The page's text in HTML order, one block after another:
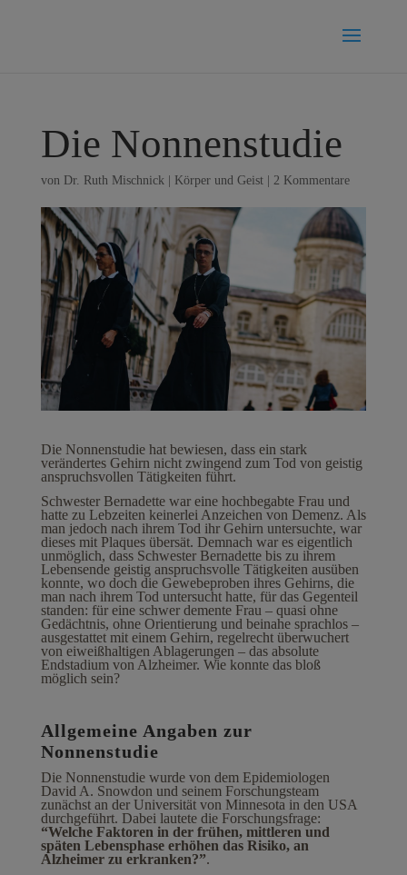
Die Nonnenstudie
von Dr. Ruth Mischnick| Körper und Geist| 2 Kommentare
Die Nonnenstudie hat bewiesen, dass ein stark
verändertes Gehirn nicht zwingend zum Tod von geistig
anspruchsvollen Tätigkeiten führt.
Schwester Bernadette war eine hochbegabte Frau und
hatte zu Lebzeiten keinerlei Anzeichen von Demenz. Als
man jedoch nach ihrem Tod ihr Gehirn untersuchte, war
dieses mit Plaques übersät. Demnach war es eigentlich
unmöglich, dass Schwester Bernadette bis zu ihrem
Lebensende geistig anspruchsvolle Tätigkeiten ausüben
konnte, wo doch die Gewebeproben ihres Gehirns, die
man nach ihrem Tod untersucht hatte, für das Gegenteil
standen: für eine schwer demente Frau – quasi ohne
Gedächtnis, ohne Orientierung und beinahe sprachlos –
ausgestattet mit einem Gehirn, regelrecht überwuchert
von eiweißhaltigen Ablagerungen – das absolute
Endstadium von Alzheimer. Wie konnte das bloß
möglich sein?
Allgemeine Angaben zur
Nonnenstudie
Die Nonnenstudie wurde von dem Epidemiologen
David A. Snowdon und seinem Forschungsteam
zunächst an der Universität von Minnesota in den USA
durchgeführt. Dabei lautete die Forschungsfrage:
“Welche Faktoren in der frühen, mittleren und
späten Lebensphase erhöhen das Risiko, an
Alzheimer zu erkranken?”.